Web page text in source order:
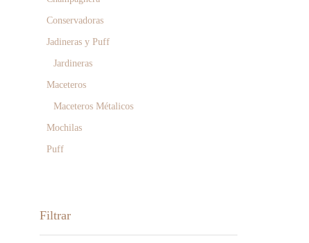
Conservadoras
Jadineras y Puff
Jardineras
Maceteros
Maceteros Métalicos
Mochilas
Puff
Filtrar